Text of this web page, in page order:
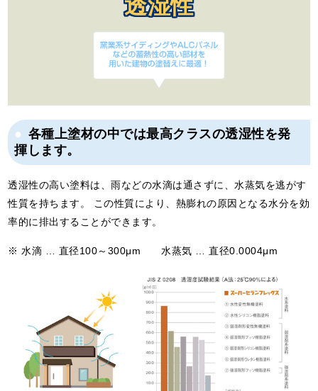
透湿性
各種上塗材の中では最高クラスの透湿性を発
揮します。
透湿性の高い塗料は、雨などの水滴は通さずに、水蒸気を逃がす
性質を持ちます。 この性質により、熱膨れの原因となる水分を効
率的に排出することができます。
※ 水滴 … 直径100～300μm 水蒸気 … 直径0.0004μm